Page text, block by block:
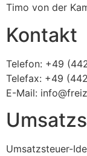
Timo von der
Kontakt
Telefon: +49
Telefax: +49
E-Mail:
Umsatzsteuer-